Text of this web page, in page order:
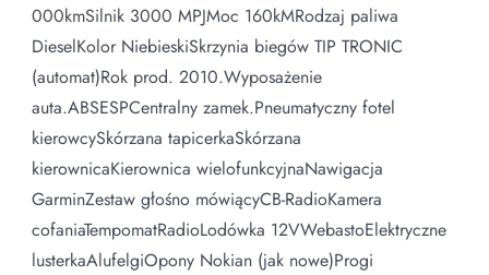
000kmSilnik 3000 MPJMoc 160kMRodzaj paliwa
DieselKolor NiebieskiSkrzynia biegów TIP TRONIC
(automat)Rok prod. 2010.Wyposażenie
auta.ABSESPCentralny zamek.Pneumatyczny fotel
kierowcySkórzana tapicerkaSkórzana
kierownicaKierownica wielofunkcyjnaNawigacja
GarminZestaw głośno mówiącyCB-RadioKamera
cofaniaTempomatRadioLodówka 12VWebastoElektryczne
lusterkaAlufelgiOpony Nokian (jak nowe)Progi